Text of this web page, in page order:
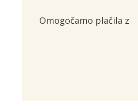
Omogočamo plačila z